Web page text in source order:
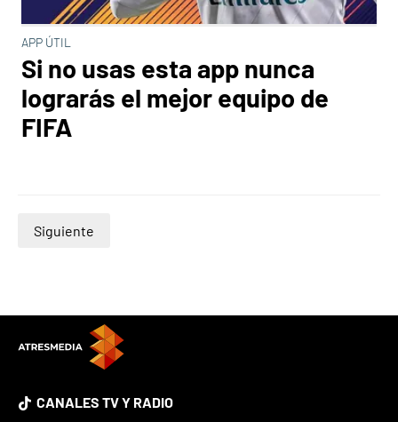
APP ÚTIL
Si no usas esta app nunca
lograrás el mejor equipo de
FIFA
Siguiente
CANALES TV Y RADIO